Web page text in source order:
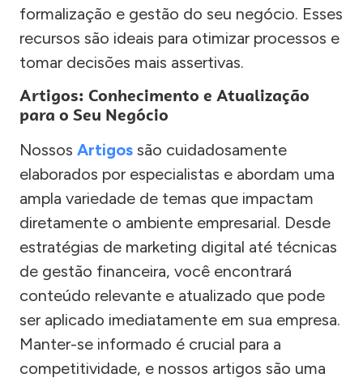
formalização e gestão do seu negócio. Esses
recursos são ideais para otimizar processos e
tomar decisões mais assertivas.
Artigos: Conhecimento e Atualização
para o Seu Negócio
Nossos Artigos são cuidadosamente
elaborados por especialistas e abordam uma
ampla variedade de temas que impactam
diretamente o ambiente empresarial. Desde
estratégias de marketing digital até técnicas
de gestão financeira, você encontrará
conteúdo relevante e atualizado que pode
ser aplicado imediatamente em sua empresa.
Manter-se informado é crucial para a
competitividade, e nossos artigos são uma